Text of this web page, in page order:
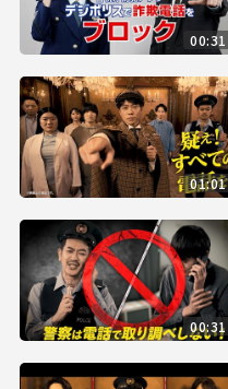
00:31
01:01
00:31